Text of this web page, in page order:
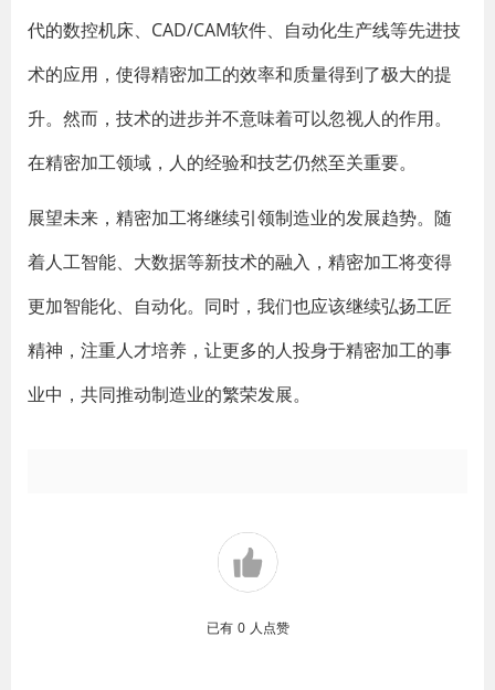
代的数控机床、CAD/CAM软件、自动化生产线等先进技
术的应用，使得精密加工的效率和质量得到了极大的提
升。然而，技术的进步并不意味着可以忽视人的作用。
在精密加工领域，人的经验和技艺仍然至关重要。
展望未来，精密加工将继续引领制造业的发展趋势。随
着人工智能、大数据等新技术的融入，精密加工将变得
更加智能化、自动化。同时，我们也应该继续弘扬工匠
精神，注重人才培养，让更多的人投身于精密加工的事
业中，共同推动制造业的繁荣发展。
已有 0 人点赞